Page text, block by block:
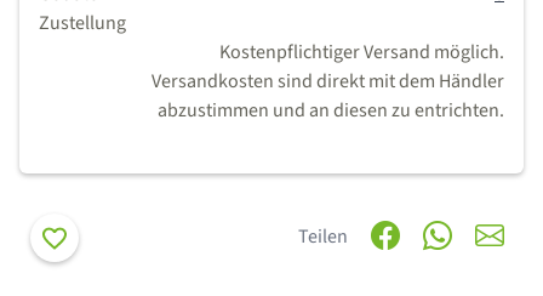
Zustellung
Kostenpflichtiger Versand möglich.
Versandkosten sind direkt mit dem Händler
abzustimmen und an diesen zu entrichten.
Merken Teilen